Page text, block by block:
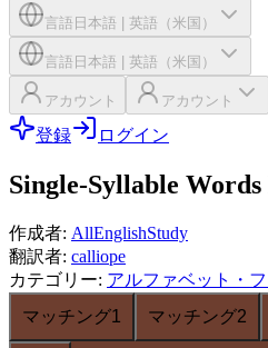
言語 日本語 英語（米国）
言語 日本語 英語（米国）
アカウント アカウント
登録 ログイン
Single-Syllable
作成者: AllEnglishStudy
翻訳者: calliope
カテゴリー: アルファベット・
マッチング1
マッチング2